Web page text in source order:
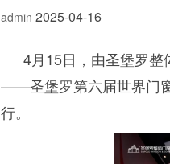
admin 2025-04-16
4月15日，由圣堡罗整
——圣堡罗第六届世界门
行。